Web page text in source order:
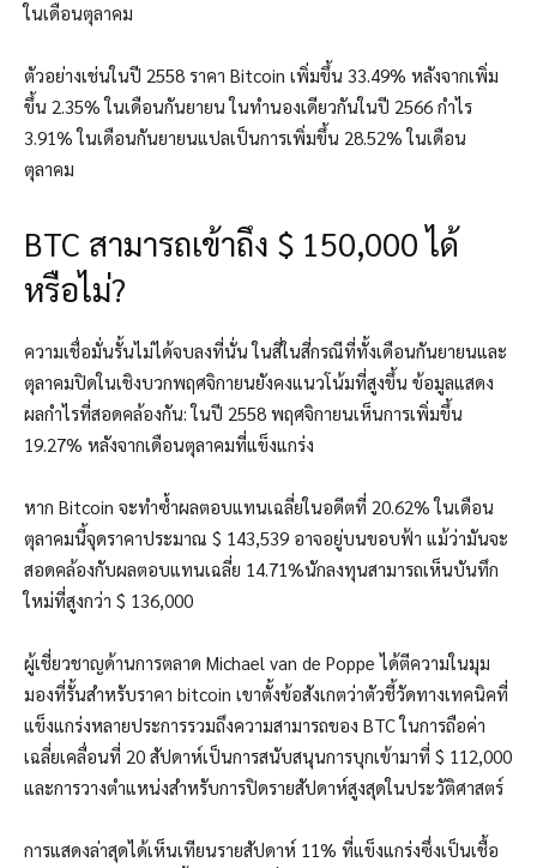
ในเดือนตุลาคม
ตัวอย่างเช่นในปี 2558 ราคา Bitcoin เพิ่มขึ้น 33.49% หลังจากเพิ่ม
ขึ้น 2.35% ในเดือนกันยายน ในทำนองเดียวกันในปี 2566 กำไร
3.91% ในเดือนกันยายนแปลเป็นการเพิ่มขึ้น 28.52% ในเดือน
ตุลาคม
BTC สามารถเข้าถึง $ 150,000 ได้
หรือไม่?
ความเชื่อมั่นรั้นไม่ได้จบลงที่นั่น ในสี่ในสี่กรณีที่ทั้งเดือนกันยายนและ
ตุลาคมปิดในเชิงบวกพฤศจิกายนยังคงแนวโน้มที่สูงขึ้น ข้อมูลแสดง
ผลกำไรที่สอดคล้องกัน: ในปี 2558 พฤศจิกายนเห็นการเพิ่มขึ้น
19.27% ​​หลังจากเดือนตุลาคมที่แข็งแกร่ง
หาก Bitcoin จะทำซ้ำผลตอบแทนเฉลี่ยในอดีตที่ 20.62% ในเดือน
ตุลาคมนี้จุดราคาประมาณ $ 143,539 อาจอยู่บนขอบฟ้า แม้ว่ามันจะ
สอดคล้องกับผลตอบแทนเฉลี่ย 14.71%นักลงทุนสามารถเห็นบันทึก
ใหม่ที่สูงกว่า $ 136,000
ผู้เชี่ยวชาญด้านการตลาด Michael van de Poppe ได้ตีความในมุม
มองที่รั้นสำหรับราคา bitcoin เขาตั้งข้อสังเกตว่าตัวชี้วัดทางเทคนิคที่
แข็งแกร่งหลายประการรวมถึงความสามารถของ BTC ในการถือค่า
เฉลี่ยเคลื่อนที่ 20 สัปดาห์เป็นการสนับสนุนการบุกเข้ามาที่ $ 112,000
และการวางตำแหน่งสำหรับการปิดรายสัปดาห์สูงสุดในประวัติศาสตร์
การแสดงล่าสุดได้เห็นเทียนรายสัปดาห์ 11% ที่แข็งแกร่งซึ่งเป็นเชื้อ